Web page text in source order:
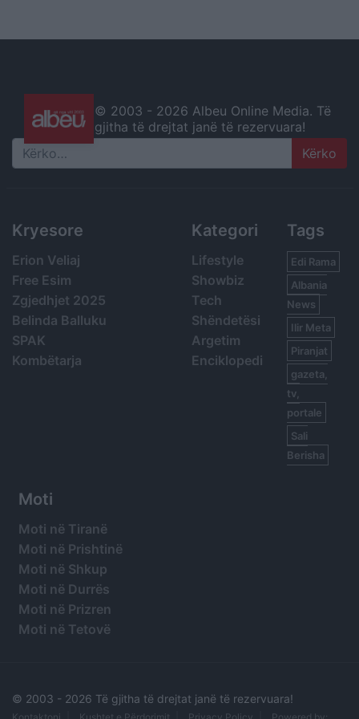
© 2003 - 2026 Albeu Online Media. Të
gjitha të drejtat janë të rezervuara!
Search
Kryesore
Erion Veliaj
Free Esim
Zgjedhjet 2025
Belinda Balluku
SPAK
Kombëtarja
Kategori
Lifestyle
Showbiz
Tech
Shëndetësi
Argetim
Enciklopedi
Tags
Edi Rama
Albania
News
Ilir Meta
Piranjat
gazeta,
tv,
portale
Sali
Berisha
Moti
Moti në Tiranë
Moti në Prishtinë
Moti në Shkup
Moti në Durrës
Moti në Prizren
Moti në Tetovë
© 2003 - 2026 Të gjitha të drejtat janë të rezervuara!